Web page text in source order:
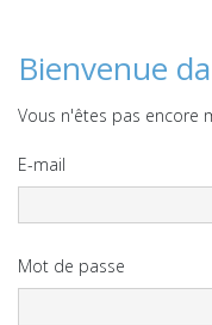
Bienvenue
Vous n'êtes pas encore
E-mail
Mot de passe